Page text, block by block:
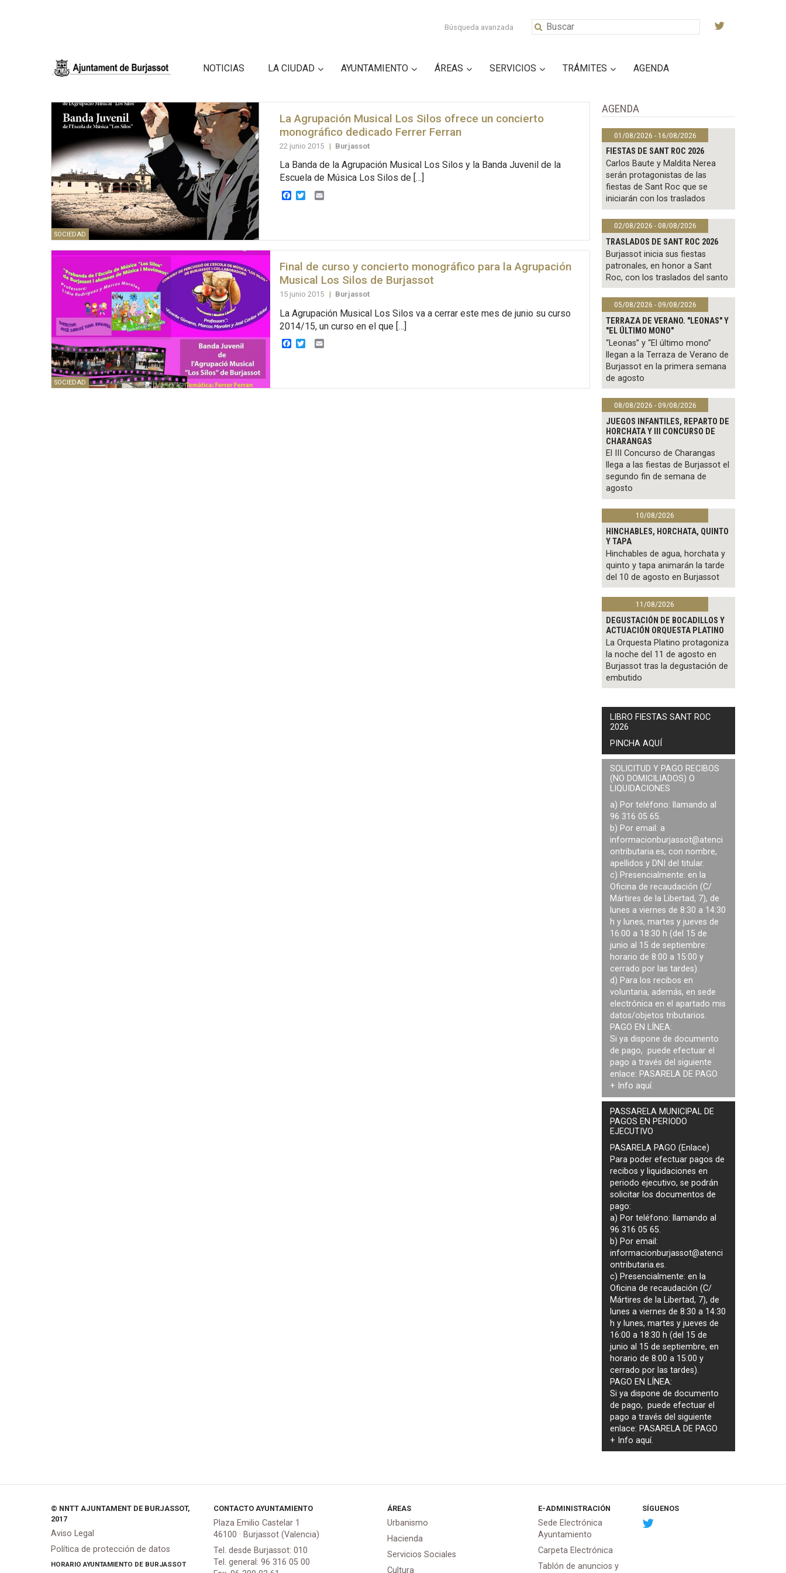
Búsqueda avanzada
NOTICIAS LA CIUDAD AYUNTAMIENTO ÁREAS SERVICIOS TRÁMITES AGENDA
SOCIEDAD
La Agrupación Musical Los Silos ofrece un concierto
monográfico dedicado Ferrer Ferran
22 junio 2015 | Burjassot
La Banda de la Agrupación Musical Los Silos y la Banda Juvenil de la
Escuela de Música Los Silos de […]
Facebook
TwitterEmail
SOCIEDAD
Final de curso y concierto monográfico para la Agrupación
Musical Los Silos de Burjassot
15 junio 2015 | Burjassot
La Agrupación Musical Los Silos va a cerrar este mes de junio su curso
2014/15, un curso en el que […]
Facebook
TwitterEmail
AGENDA
01/08/2026 - 16/08/2026
FIESTAS DE SANT ROC 2026
Carlos Baute y Maldita Nerea
serán protagonistas de las
fiestas de Sant Roc que se
iniciarán con los traslados
02/08/2026 - 08/08/2026
TRASLADOS DE SANT ROC 2026
Burjassot inicia sus fiestas
patronales, en honor a Sant
Roc, con los traslados del santo
05/08/2026 - 09/08/2026
TERRAZA DE VERANO. "LEONAS" Y
"EL ÚLTIMO MONO"
“Leonas” y “El último mono”
llegan a la Terraza de Verano de
Burjassot en la primera semana
de agosto
08/08/2026 - 09/08/2026
JUEGOS INFANTILES, REPARTO DE
HORCHATA Y III CONCURSO DE
CHARANGAS
El III Concurso de Charangas
llega a las fiestas de Burjassot el
segundo fin de semana de
agosto
10/08/2026
HINCHABLES, HORCHATA, QUINTO
Y TAPA
Hinchables de agua, horchata y
quinto y tapa animarán la tarde
del 10 de agosto en Burjassot
11/08/2026
DEGUSTACIÓN DE BOCADILLOS Y
ACTUACIÓN ORQUESTA PLATINO
La Orquesta Platino protagoniza
la noche del 11 de agosto en
Burjassot tras la degustación de
embutido
LIBRO FIESTAS SANT ROC
2026
PINCHA AQUÍ
SOLICITUD Y PAGO RECIBOS
(NO DOMICILIADOS) O
LIQUIDACIONES
a) Por teléfono: llamando al
96 316 05 65.
b) Por email: a
informacionburjassot@atenci
ontributaria.es, con nombre,
apellidos y DNI del titular.
c) Presencialmente: en la
Oficina de recaudación (C/
Mártires de la Libertad, 7), de
lunes a viernes de 8:30 a 14:30
h y lunes, martes y jueves de
16:00 a 18:30 h (del 15 de
junio al 15 de septiembre:
horario de 8:00 a 15:00 y
cerrado por las tardes).
d) Para los recibos en
voluntaria, además, en sede
electrónica en el apartado mis
datos/objetos tributarios.
PAGO EN LÍNEA:
Si ya dispone de documento
de pago, puede efectuar el
pago a través del siguiente
enlace: PASARELA DE PAGO
+ Info aquí.
PASSARELA MUNICIPAL DE
PAGOS EN PERIODO
EJECUTIVO
PASARELA PAGO (Enlace)
Para poder efectuar pagos de
recibos y liquidaciones en
periodo ejecutivo, se podrán
solicitar los documentos de
pago:
a) Por teléfono: llamando al
96 316 05 65.
b) Por email:
informacionburjassot@atenci
ontributaria.es.
c) Presencialmente: en la
Oficina de recaudación (C/
Mártires de la Libertad, 7), de
lunes a viernes de 8:30 a 14:30
h y lunes, martes y jueves de
16:00 a 18:30 h (del 15 de
junio al 15 de septiembre, en
horario de 8:00 a 15:00 y
cerrado por las tardes).
PAGO EN LÍNEA:
Si ya dispone de documento
de pago, puede efectuar el
pago a través del siguiente
enlace: PASARELA DE PAGO
+ Infoaquí.
© NNTT AJUNTAMENT DE BURJASSOT,
2017
Aviso Legal
Política de protección de datos
HORARIO AYUNTAMIENTO DE BURJASSOT
CONTACTO AYUNTAMIENTO
Plaza Emilio Castelar 1
46100 · Burjassot (Valencia)
Tel. desde Burjassot: 010
Tel. general: 96 316 05 00
ÁREAS
Urbanismo
Hacienda
Servicios Sociales
Cultura
E-ADMINISTRACIÓN
Sede Electrónica
Ayuntamiento
Carpeta Electrónica
Tablón de anuncios y
SÍGUENOS